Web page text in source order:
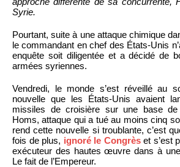
Syrie.
Pourtant, suite à une attaque chimique
le commandant en chef des États-Unis
enquête soit diligentée et a décidé de
armées syriennes.
Vendredi, le monde s’est réveillé au
nouvelle que les États-Unis avaient
missiles de croisière sur une base de
Homs, attaque qui a tué au moins cinq
rend cette nouvelle si troublante, c’est
fois de plus, ignoré le Congrèset s’est
exécuteur des hautes œuvre dans à
Le fait de l’Empereur.